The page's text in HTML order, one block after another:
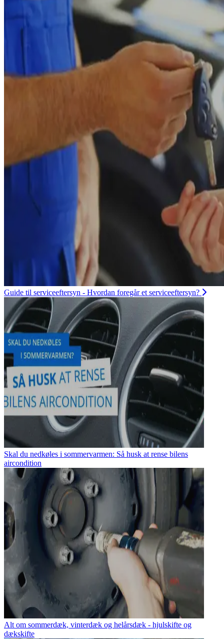
Guide til serviceeftersyn - Hvordan foregår et serviceeftersyn?
Skal du nedkøles i sommervarmen: Så husk at rense bilens
aircondition
Alt om sommerdæk, vinterdæk og helårsdæk - hjulskifte og
dækskifte